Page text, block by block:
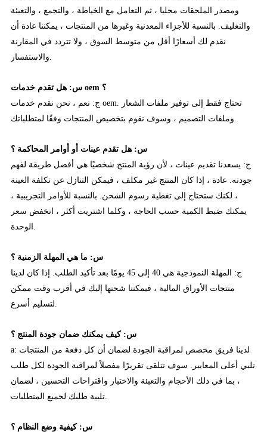
ومصدر الملحقات محليا ، ثم التعامل مع الخياطة ، والتجمع ، والتعبئة
والتغليف. بالنسبة للأجزاء المعدنية وغيرها من المنتجات ، يمكننا عادة أن
نقدم لك أسعارًا أقل من متوسط السوق ، ولا تتردد في المقارنة
س: هل تقدم خدمات oem ؟
ج: نعم ، نحن نقدم خدمات oem. تحتاج فقط إلى توفير ملفات الشعار
س: هل تقدم عينات أو أوامر المحاكمة ؟
ج: يسعدنا تقديم عينات ، لأن رؤية المنتج شخصيًا هي أفضل طريقة لفهم
جودته. عادة ، إذا كان المنتج غير مكلف ، فيمكن التنازل عن تكلفة العينة
، لكنك ستحتاج إلى تغطية رسوم الشحن. بالنسبة للأوامر التجريبية ،
يمكنك ضبط الكمية حسب الحاجة ، وكلما اشتريت أكثر ، انخفض سعر
س: ما هي المهلة الزمنية ؟
ج: المهلة النموذجية هي 40 إلى 45 يومًا بعد تأكيد الطلب. إذا كان لدينا
منتجات الأوراق المالية ، فيمكننا شحنها إليك في أقرب وقت ممكن
س: كيف يمكنك ضمان جودة المنتج ؟
a: لدينا فريق مخصص لمراقبة الجودة لضمان أن كل دفعة من المنتجات
تلبي أعلى المعايير. سوف تتلقى تقريرًا مفصلاً لمراقبة الجودة لكل طلب
، بما في ذلك الأحجام والتعبئة والاختبار واقتراحات التحسين ، لضمان
س: كيفية وضع النظام ؟